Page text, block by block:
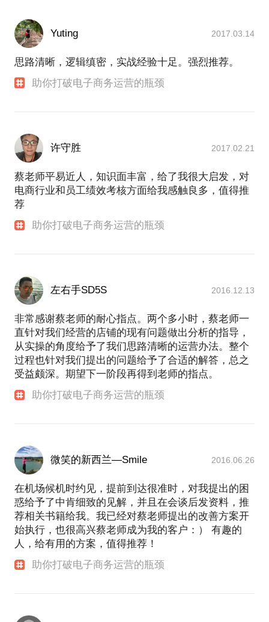
Yuting 2017.03.14
思路清晰，逻辑缜密，实战经验十足。强烈推荐。
助你打破电子商务运营的瓶颈
许守胜 2017.02.21
蔡老师平易近人，知识面丰富，给了我很大启发，对
电商行业和员工绩效考核方面给我感触良多，值得推
荐
助你打破电子商务运营的瓶颈
左右手SD5S 2016.12.13
非常感谢蔡老师的耐心指点。两个多小时，蔡老师一
直针对我们经营的店铺的现有问题做出分析的指导，
从实操的角度给予了我们思路清晰的运营办法。整个
过程也针对我们提出的问题给予了合适的解答，总之
受益颇深。期望下一阶段再得到老师的指点。
助你打破电子商务运营的瓶颈
微笑的新西兰—Smile 2016.06.26
在机场候机时约见，提前到达很准时，对我提出的困
惑给予了中肯细致的见解，并且在会谈后发资料，推
荐相关书籍给我。我已经对蔡老师提出的改善方案开
始执行，也很高兴蔡老师成为我的客户：） 有趣的
人，给有用的方案，值得推荐！
助你打破电子商务运营的瓶颈